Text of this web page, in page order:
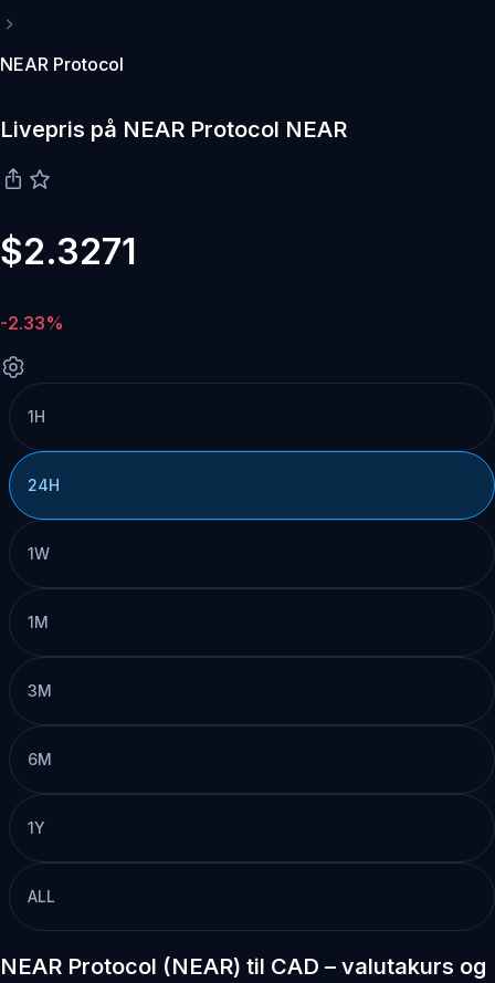
NEAR Protocol
Livepris på NEAR Protocol NEAR
$2.3271
-2.33%
1H
24H
1W
1M
3M
6M
1Y
ALL
NEAR Protocol (NEAR) til CAD – valutakurs og